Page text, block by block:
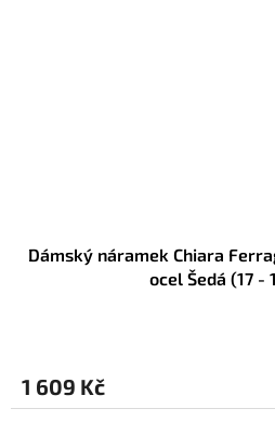
Dámský náramek Chiara
ocel Šedá (17 -
1 609 Kč